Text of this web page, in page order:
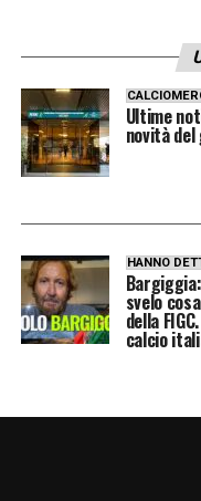
mostrata dalla
continuiamo a
vinceremo molte
LA PLAYLIST
Ultime
novità
HANNO
svelo
della
calcio